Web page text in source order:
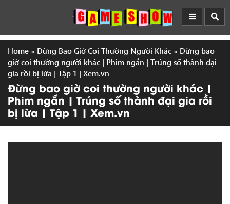
Home » Đừng Bao Giờ Coi Thường Người Khác » Đừng bao
giờ coi thường người khác | Phim ngắn | Trúng số thành đại
gia rồi bị lừa | Tập 1 | Xem.vn
Đừng bao giờ coi thường người khác |
Phim ngắn | Trúng số thành đại gia rồi
bị lừa | Tập 1 | Xem.vn